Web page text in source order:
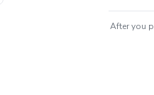
After you